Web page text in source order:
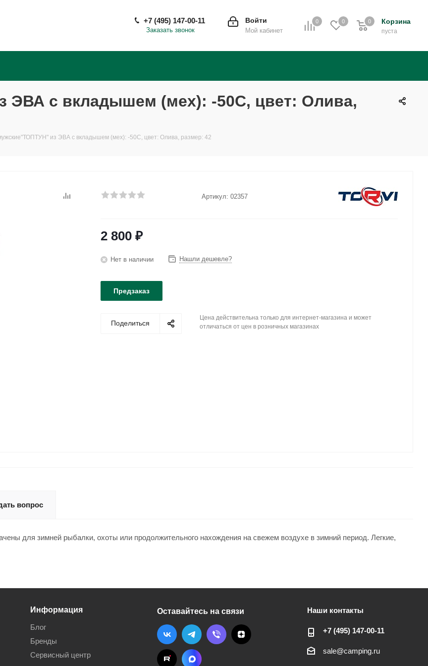
0 0 Корзина
0
пуста
0
Войти
Мой кабинет
+7 (495) 147-00-11
Заказать звонок
ЭВА с вкладышем (мех): -50С, цвет: Олива,
из ЭВА с вкладышем (мех): -50С, цвет: Олива, размер: 42
Артикул: 02357
2 800 ₽
Нет в наличии Нашли дешевле?
Предзаказ
Поделиться
Цена действительна только для интернет-магазина и может
отличаться от цен в розничных магазинах
вопрос
для зимней рыбалки, охоты или продолжительного нахождения на свежем воздухе в зимний период. Легкие,
Информация
Блог
Бренды
Сервисный центр
Оставайтесь на связи Наши контакты
+7 (495) 147-00-11
sale@camping.ru